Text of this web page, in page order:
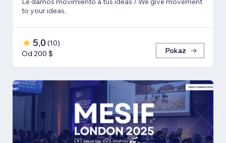
to your ideas.
5,0 (10)
Od 200 $
Pokaż